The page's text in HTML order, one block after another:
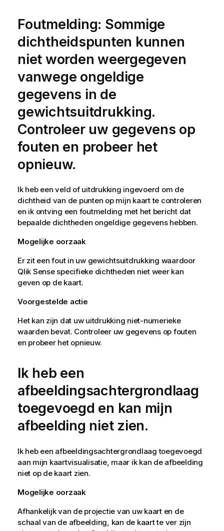
Foutmelding: Sommige
dichtheidspunten kunnen
niet worden weergegeven
vanwege ongeldige
gegevens in de
gewichtsuitdrukking.
Controleer uw gegevens op
fouten en probeer het
opnieuw.
Ik heb een veld of uitdrukking ingevoerd om de
dichtheid van de punten op mijn kaart te controleren
en ik ontving een foutmelding met het bericht dat
bepaalde dichtheden ongeldige gegevens hebben.
Mogelijke oorzaak
Er zit een fout in uw gewichtsuitdrukking waardoor
Qlik Sensespecifieke dichtheden niet weer kan
geven op de kaart.
Voorgestelde actie
Het kan zijn dat uw uitdrukking niet-numerieke
waarden bevat. Controleer uw gegevens op fouten
en probeer het opnieuw.
Ik heb een
afbeeldingsachtergrondlaag
toegevoegd en kan mijn
afbeelding niet zien.
Ik heb een afbeeldingsachtergrondlaag toegevoegd
aan mijn kaartvisualisatie, maar ik kan de afbeelding
niet op de kaart zien.
Mogelijke oorzaak
Afhankelijk van de projectie van uw kaart en de
schaal van de afbeelding, kan de kaart te ver zijn